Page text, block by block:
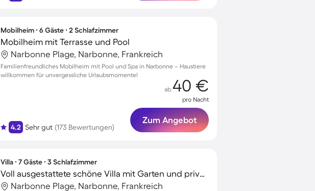
Mobilheim ∙ 6 Gäste ∙ 2 Schlafzimmer
Mobilheim mit Terrasse und Pool
Narbonne Plage, Narbonne, Frankreich
Familienfreundliches Mobilheim mit Pool und Spa in Narbonne – Haustiere
willkommen für unvergessliche Urlaubsmomente!
4.2 Sehr gut (173 Bewertungen)
ab 40 €
pro Nacht
Zum Angebot
Villa ∙ 7 Gäste ∙ 3 Schlafzimmer
Voll ausgestattete schöne Villa mit Garten und privatem Pool | Nah am Strand | Haustiere erlaubt
Narbonne Plage, Narbonne, Frankreich